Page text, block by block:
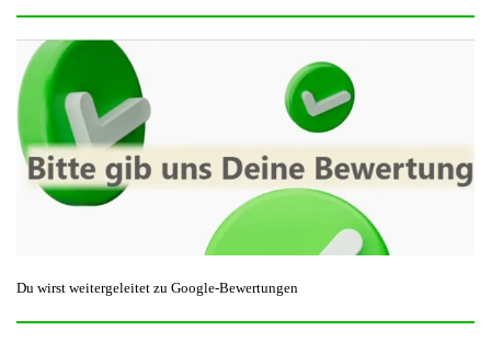
Du wirst weitergeleitet zu Google-Bewertungen